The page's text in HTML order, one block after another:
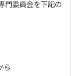
門委員会を下記の
ら